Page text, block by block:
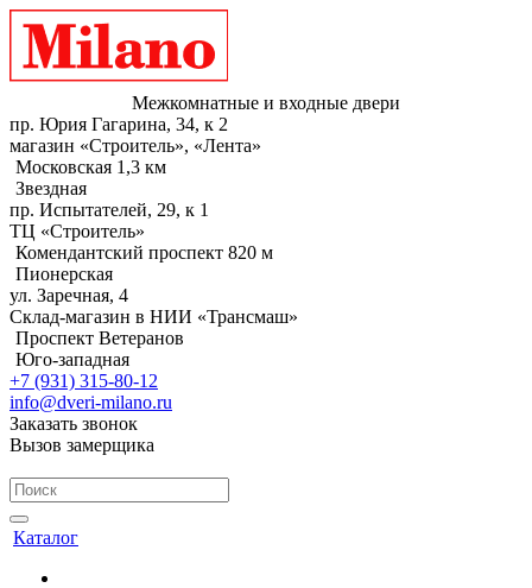
Межкомнатные и входные двери
пр. Юрия Гагарина, 34, к 2
магазин «Строитель», «Лента»
Московская 1,3 км
Звездная
пр. Испытателей, 29, к 1
ТЦ «Строитель»
Комендантский проспект 820 м
Пионерская
ул. Заречная, 4
Склад-магазин в НИИ «Трансмаш»
Проспект Ветеранов
Юго-западная
+7 (931) 315-80-12
info@dveri-milano.ru
Заказать звонок
Вызов замерщика
Каталог